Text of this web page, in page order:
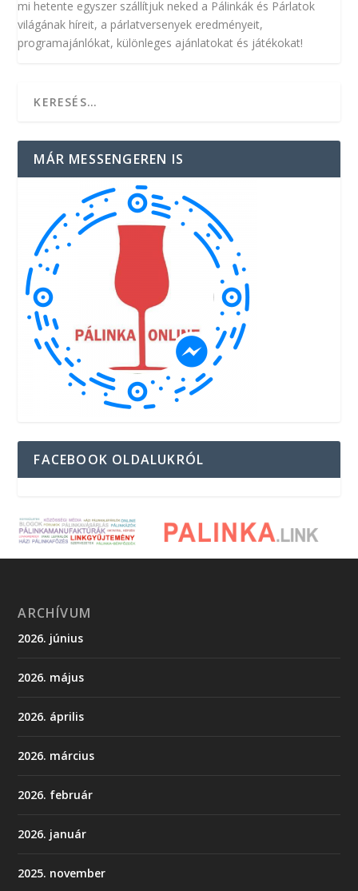
mi hetente egyszer szállítjuk neked a Pálinkák és Párlatok
világának híreit, a párlatversenyek eredményeit,
programajánlókat, különleges ajánlatokat és játékokat!
MÁR MESSENGEREN IS
FACEBOOK OLDALUKRÓL
ARCHÍVUM
2026. június
2026. május
2026. április
2026. március
2026. február
2026. január
2025. november